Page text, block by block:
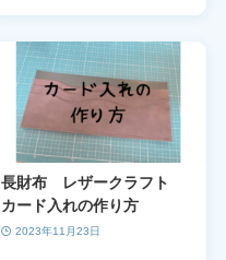
長財布 レザークラフト
カード入れの作り方
2023年11月23日